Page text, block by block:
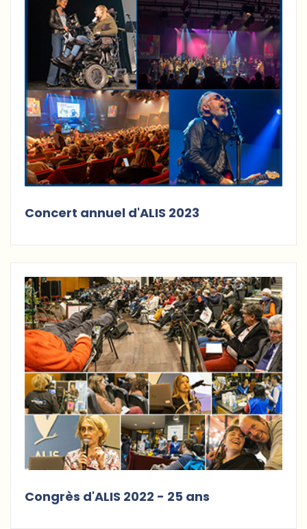
Concert annuel d'ALIS 2023
Congrès d'ALIS 2022 - 25 ans